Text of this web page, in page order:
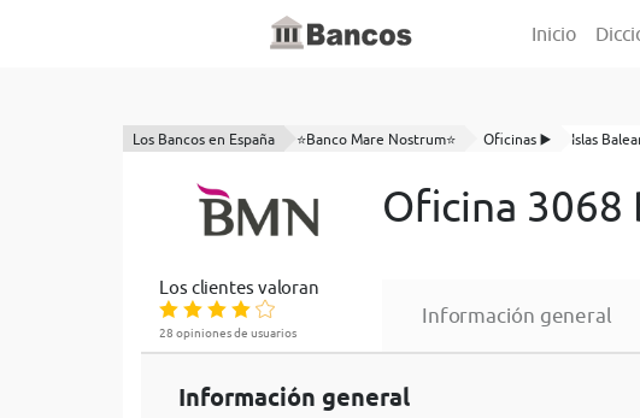
Inicio
Los Bancos en España ⭐Banco Mare Nostrum⭐ Oficinas ▶️ Islas
Oficina 3068
Los clientes valoran
28 opiniones de usuarios
Información general
Información general